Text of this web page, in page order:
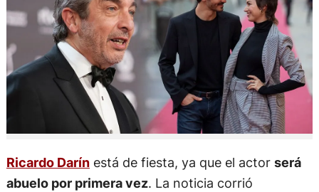
Ricardo Darínestá de fiesta, ya que el actor será
abuelo por primera vez. La noticia corrió